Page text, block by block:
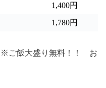
1,400円
1,780円
※ご飯大盛り無料！！ お